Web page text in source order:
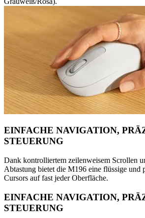
EINFACHE NAVIGATION,
STEUERUNG
Dank kontrolliertem zeilenweisem Scrollen
Abtastung bietet die M196 eine flüssige und
Cursors auf fast jeder Oberfläche.
EINFACHE NAVIGATION,
STEUERUNG